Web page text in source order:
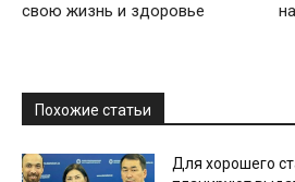
свою жизнь и здоровье
Похожие статьи
Для хорошего